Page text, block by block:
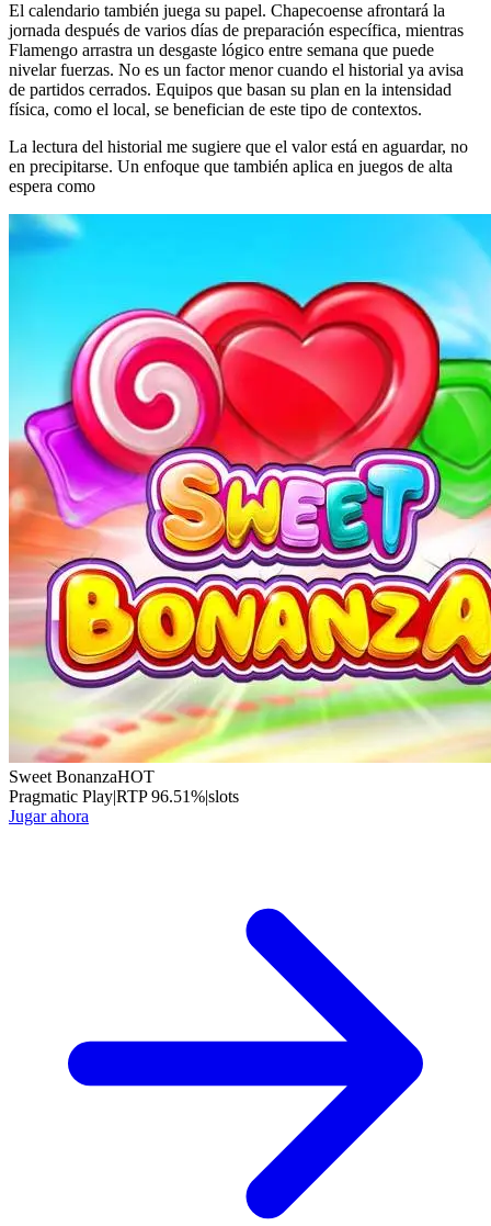
El calendario también juega su papel. Chapecoense afrontará la
jornada después de varios días de preparación específica, mientras
Flamengo arrastra un desgaste lógico entre semana que puede
nivelar fuerzas. No es un factor menor cuando el historial ya avisa
de partidos cerrados. Equipos que basan su plan en la intensidad
física, como el local, se benefician de este tipo de contextos.
La lectura del historial me sugiere que el valor está en aguardar, no
en precipitarse. Un enfoque que también aplica en juegos de alta
espera como
Sweet BonanzaHOT
Pragmatic Play|RTP96.51%|slots
Jugar ahora